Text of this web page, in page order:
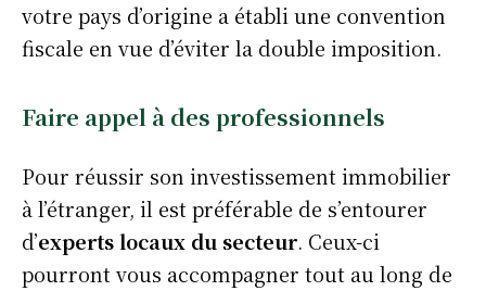
votre pays d’origine a établi une convention
fiscale en vue d’éviter la double imposition.
Faire appel à des professionnels
Pour réussir son investissement immobilier
à l’étranger, il est préférable de s’entourer
d’experts locaux du secteur. Ceux-ci
pourront vous accompagner tout au long de